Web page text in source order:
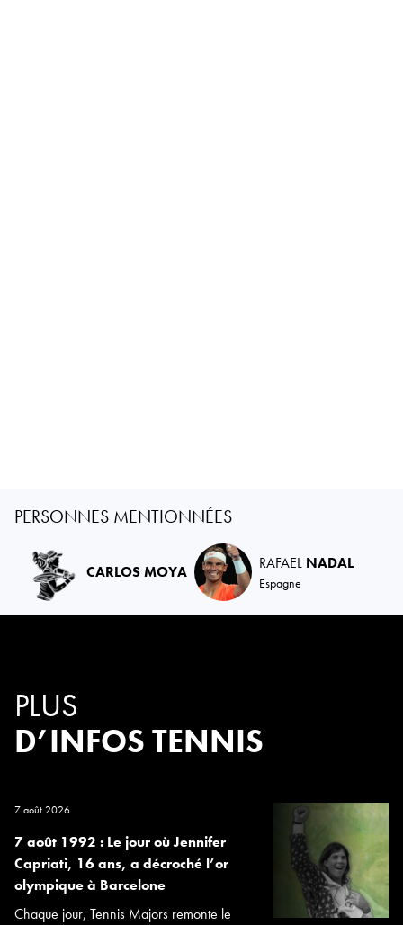
PERSONNES MENTIONNÉES
CARLOS MOYA RAFAEL NADAL
Espagne
PLUS
D’INFOS TENNIS
7 août 2026
7 août 1992 : Le jour où Jennifer
Capriati, 16 ans, a décroché l’or
olympique à Barcelone
Chaque jour, Tennis Majors remonte le